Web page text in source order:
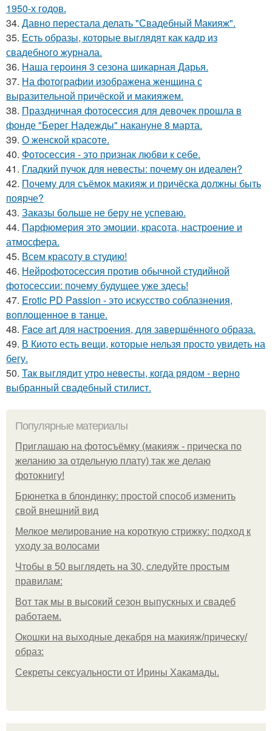
1950-х годов.
34. Давно перестала делать "Свадебный Макияж".
35. Есть образы, которые выглядят как кадр из
свадебного журнала.
36. Наша героиня 3 сезона шикарная Дарья.
37. На фотографии изображена женщина с
выразительной причёской и макияжем.
38. Праздничная фотосессия для девочек прошла в
фонде "Берег Надежды" накануне 8 марта.
39. О женской красоте.
40. Фотосессия - это признак любви к себе.
41. Гладкий пучок для невесты: почему он идеален?
42. Почему для съёмок макияж и причёска должны быть
поярче?
43. Заказы больше не беру не успеваю.
44. Парфюмерия это эмоции, красота, настроение и
атмосфера.
45. Всем красоту в студию!
46. Нейрофотосессия против обычной студийной
фотосессии: почему будущее уже здесь!
47. Erotic PD Passion - это искусство соблазнения,
воплощенное в танце.
48. Face art для настроения, для завершённого образа.
49. В Киото есть вещи, которые нельзя просто увидеть на
бегу.
50. Так выглядит утро невесты, когда рядом - верно
выбранный свадебный стилист.
Популярные материалы
Приглашаю на фотосъёмку (макияж - прическа по
желанию за отдельную плату) так же делаю
фотокнигу!
Брюнетка в блондинку: простой способ изменить
свой внешний вид
Мелкое мелирование на короткую стрижку: подход к
уходу за волосами
Чтобы в 50 выглядеть на 30, следуйте простым
правилам:
Вот так мы в высокий сезон выпускных и свадеб
работаем.
Окошки на выходные декабря на макияж/прическу/
образ:
Секреты сексуальности от Ирины Хакамады.